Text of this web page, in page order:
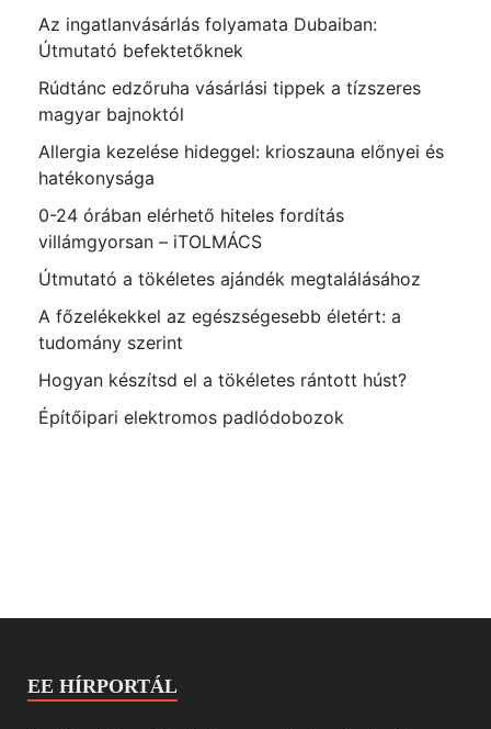
Az ingatlanvásárlás folyamata Dubaiban:
Útmutató befektetőknek
Rúdtánc edzőruha vásárlási tippek a tízszeres
magyar bajnoktól
Allergia kezelése hideggel: krioszauna előnyei és
hatékonysága
0-24 órában elérhető hiteles fordítás
villámgyorsan – iTOLMÁCS
Útmutató a tökéletes ajándék megtalálásához
A főzelékekkel az egészségesebb életért: a
tudomány szerint
Hogyan készítsd el a tökéletes rántott húst?
Építőipari elektromos padlódobozok
EE HÍRPORTÁL